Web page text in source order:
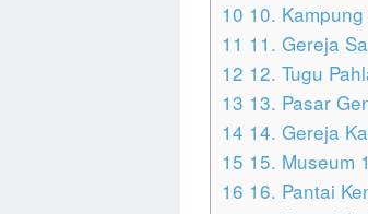
10 10.
11 11. Gereja
12 12. Tugu
13 13. Pasar
14 14. Gereja
15 15. Museum
16 16. Pantai